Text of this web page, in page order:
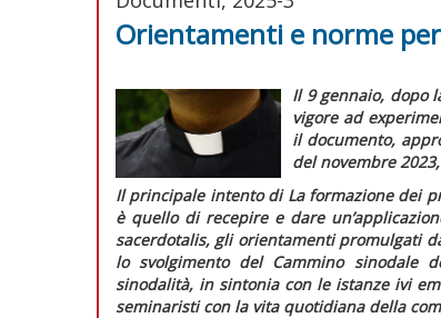
Orientamenti e norme
Il 9 gennaio, dopo
vigore ad
il documento,
del novembre
Il principale intento di La formazione dei
è quello di recepire e dare
sacerdotalis, gli orientamenti promulgati
lo svolgimento del Cammino sinodale
sinodalità, in sintonia con le istanze ivi
seminaristi con la vita quotidiana della